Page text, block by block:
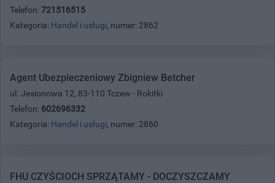
Telefon: 721516515
Kategoria: Handel i usługi, numer: 2862
Agent Ubezpieczeniowy Zbigniew Betcher
ul. Jesionowa 12, 83-110 Tczew - Rokitki
Telefon: 602696332
Kategoria: Handel i usługi, numer: 2860
FHU CZYŚCIOCH SPRZĄTAMY - DOCZYSZCZAMY